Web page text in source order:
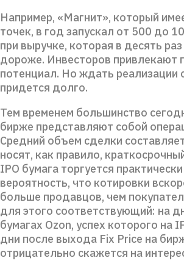
Например, «Магнит», который
точек, в год запускал от 500 до
при выручке, которая в десять
дороже. Инвесторов привлекают
потенциал. Но ждать реализации
придется долго.
Тем временем большинство
бирже представляют собой
Средний объем сделки
носят, как правило,
IPO бумага торгуется
вероятность, что котировки
больше продавцов, чем
для этого соответствующий: на
бумагах Ozon, успех которого
дни после выхода Fix Price на
отрицательно скажется на